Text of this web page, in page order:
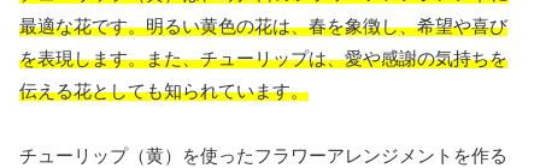
最適な花です。明るい黄色の花は、春を象徴し、希望や喜び
を表現します。また、チューリップは、愛や感謝の気持ちを
伝える花としても知られています。
チューリップ（黄）を使ったフラワーアレンジメントを作る